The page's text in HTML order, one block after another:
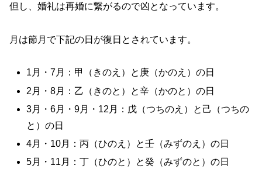
但し、婚礼は再婚に繋がるので凶となっています。
月は節月で下記の日が復日とされています。
1月・7月：甲（きのえ）と庚（かのえ）の日
2月・8月：乙（きのと）と辛（かのと）の日
3月・6月・9月・12月：戊（つちのえ）と己（つちの
と）の日
4月・10月：丙（ひのえ）と壬（みずのえ）の日
5月・11月：丁（ひのと）と癸（みずのと）の日